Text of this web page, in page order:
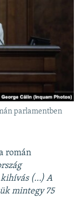
parlamentben
román
kihívás (…) A
mintegy 75